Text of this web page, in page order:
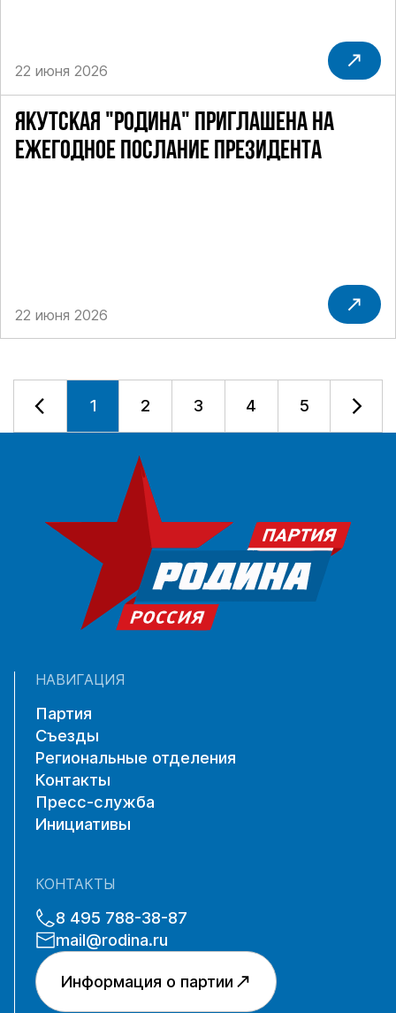
22 июня 2026
ЯКУТСКАЯ "РОДИНА" ПРИГЛАШЕНА НА
ЕЖЕГОДНОЕ ПОСЛАНИЕ ПРЕЗИДЕНТА
22 июня 2026
1 2 3 4 5
НАВИГАЦИЯ
Партия
Съезды
Региональные отделения
Контакты
Пресс-служба
Инициативы
КОНТАКТЫ
8 495 788-38-87
mail@rodina.ru
Информация о партии